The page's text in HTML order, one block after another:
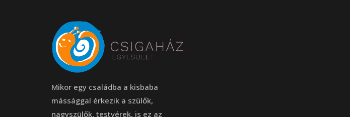
Mikor egy családba a kisbaba
mássággal érkezik a szülők,
nagyszülők, testvérek, is ez az